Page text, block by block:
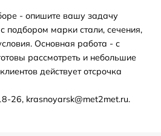
- опишите вашу задачу
подбором марки стали, сечения,
Основная работа - с
рассмотреть и небольшие
действует отсрочка
26, krasnoyarsk@met2met.ru.